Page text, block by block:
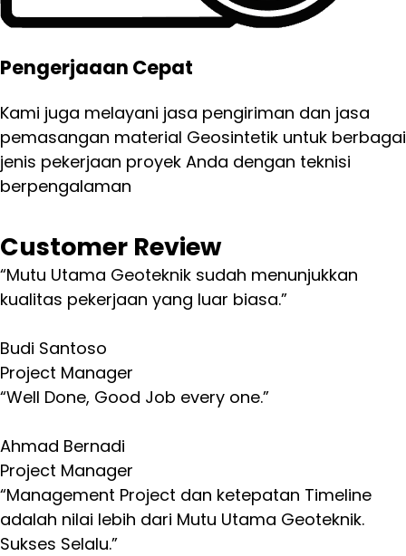
Pengerjaaan Cepat
Kami juga melayani jasa pengiriman dan jasa
pemasangan material Geosintetik untuk berbagai
jenis pekerjaan proyek Anda dengan teknisi
berpengalaman
Customer Review
“Mutu Utama Geoteknik sudah menunjukkan
kualitas pekerjaan yang luar biasa.”
Budi Santoso
Project Manager
“Well Done, Good Job every one.”
Ahmad Bernadi
Project Manager
“Management Project dan ketepatan Timeline
adalah nilai lebih dari Mutu Utama Geoteknik.
Sukses Selalu.”